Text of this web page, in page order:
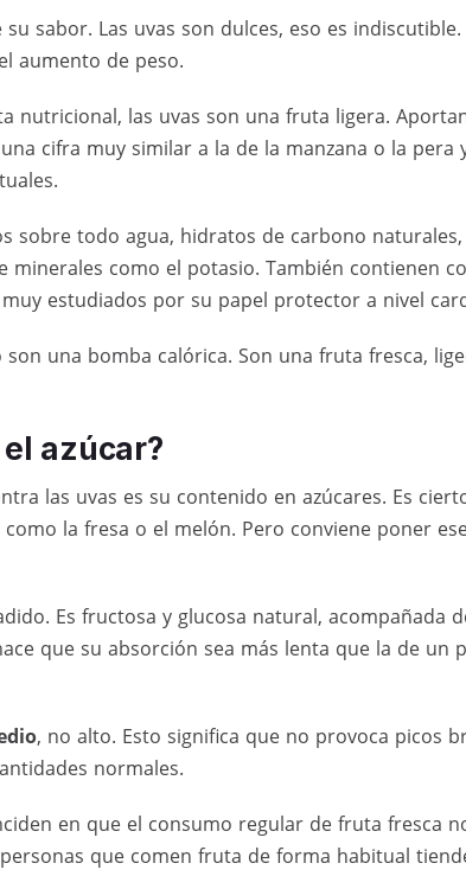
sabor. Las uvas son dulces, eso es indiscutible.
aumento de peso.
nutricional, las uvas son una fruta ligera.
cifra muy similar a la de la manzana o la pera
sobre todo agua, hidratos de carbono
minerales como el potasio. También contienen
estudiados por su papel protector a nivel
una bomba calórica. Son una fruta fresca,
azúcar?
las uvas es su contenido en azúcares. Es
la fresa o el melón. Pero conviene poner
Es fructosa y glucosa natural, acompañada
que su absorción sea más lenta que la de un
, no alto. Esto significa que no provoca picos
normales.
en que el consumo regular de fruta fresca
que comen fruta de forma habitual